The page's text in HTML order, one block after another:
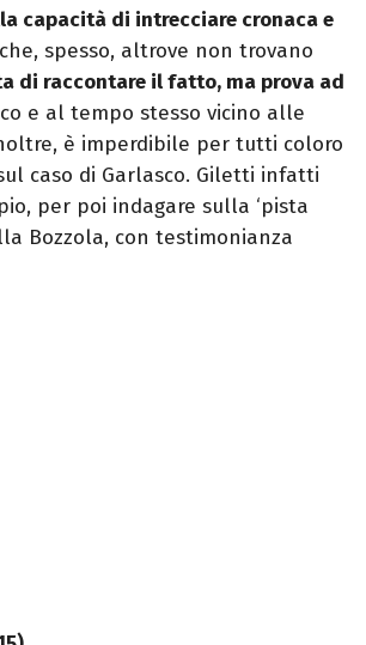
capacità di intrecciare cronaca e
spesso, altrove non trovano
di raccontare il fatto, ma prova ad
e al tempo stesso vicino alle
è imperdibile per tutti coloro
caso di Garlasco. Giletti infatti
per poi indagare sulla ‘pista
Bozzola, con testimonianza